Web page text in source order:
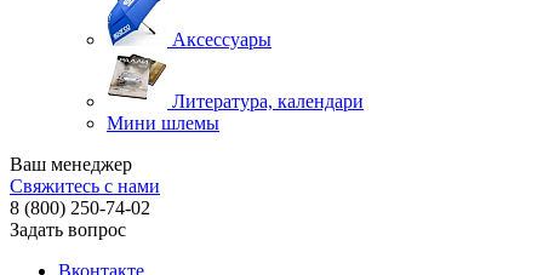
Аксессуары
Литература, календари
Мини шлемы
Ваш менеджер
Свяжитесь с нами
8 (800) 250-74-02
Задать вопрос
Вконтакте